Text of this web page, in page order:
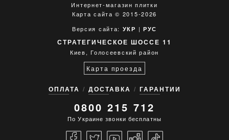
Интернет-магазин плитки
Карта сайта © 2015-2026
Версия сайта: УКР | РУС
СТРАТЕГИЧЕСКОЕ ШОССЕ 11
Киев, Голосеевский район
Карта проезда
ОПЛАТА ДОСТАВКА ГАРАНТИИ
0800 215 712
По Украине звонки бесплатны